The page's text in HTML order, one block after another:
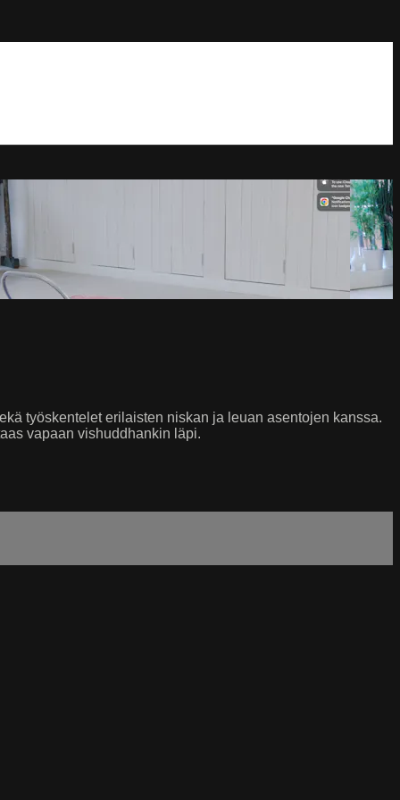
työskentelet erilaisten niskan ja leuan asentojen kanssa.
vapaan vishuddhankin läpi.